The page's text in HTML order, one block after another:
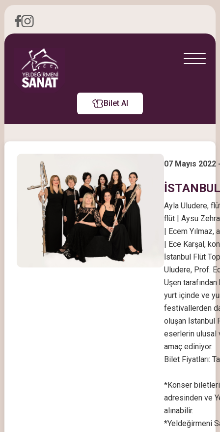
Bilet Al
07 Mayıs
Ayla Uludere,
flüt | Aysu
| Ecem Yılmaz,
| Ece Karşal,
İstanbul Flüt
Uludere, Prof.
Uşen
yurt içinde ve
festivallerden
oluşan İstanbul
eserlerin ulusal
amaç ediniyor.
Bilet Fiyatları:
*Konser
adresinden ve
alınabilir.
*Yeldeğirmeni